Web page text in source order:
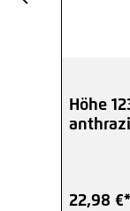
Höhe
22,98 €*